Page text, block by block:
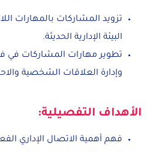
تزويد المشاركات بالمهارات
البيئة الإدارية الحديثة.
تطوير مهارات المشاركات في
وإدارة العلاقات الشخصية
الأهداف التفصيلية:
فهم أهمية الاتصال الإداري